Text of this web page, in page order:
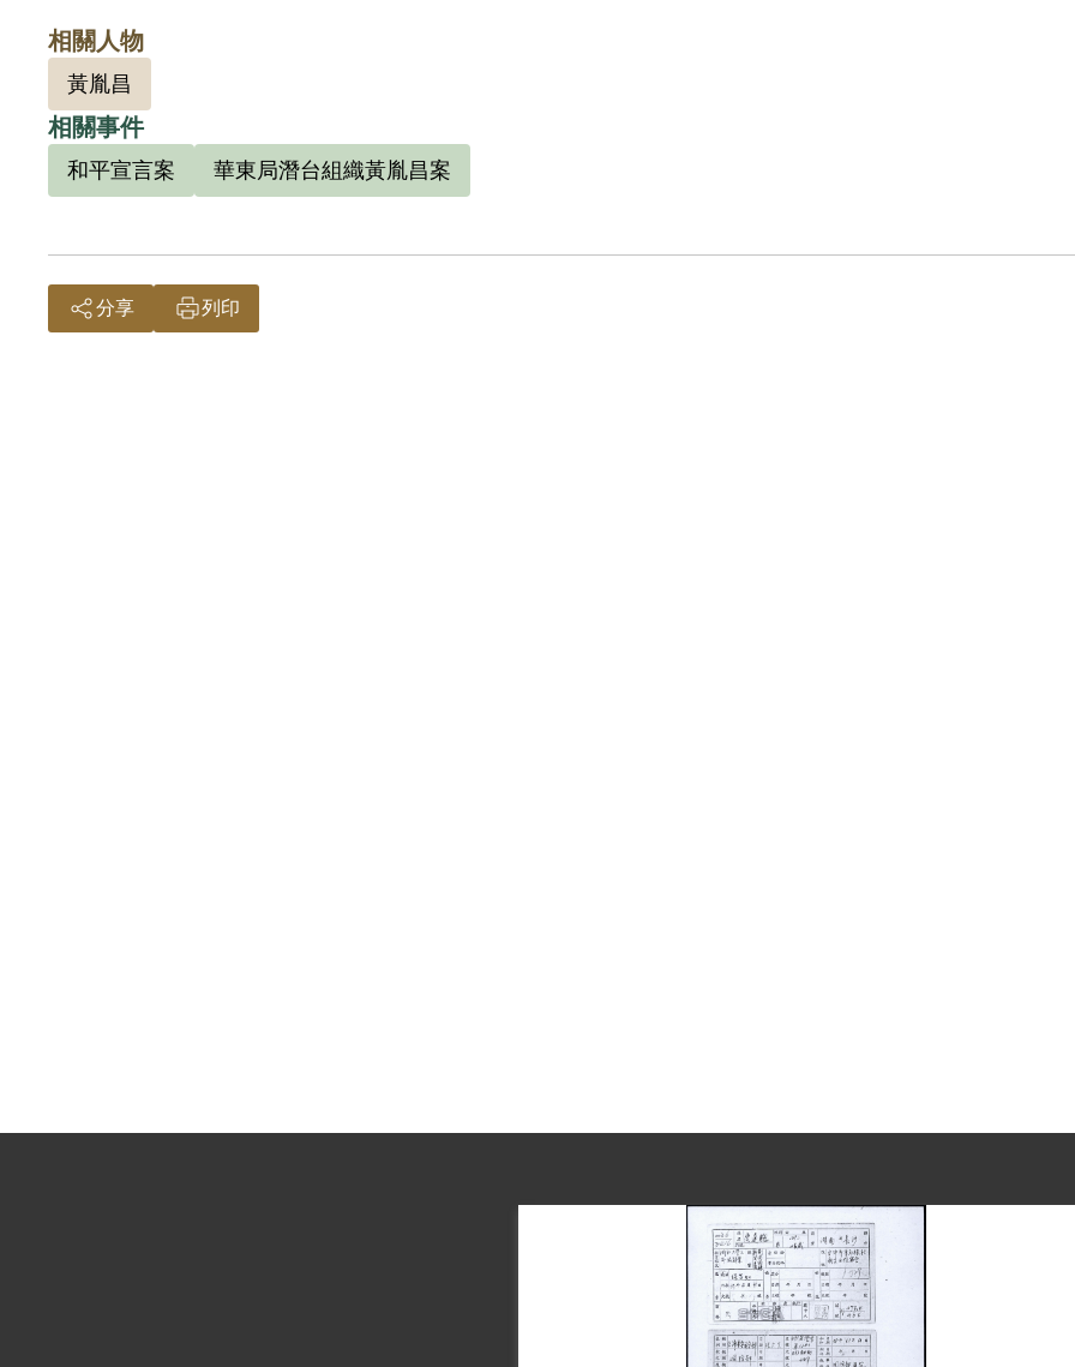
織」，各判處有期徒刑10年，褫奪公權5年。1950 年6月28日，唐達聰入監，被移送綠島新生訓導處
唐達聰在1960年進入聯合報集團任職，歷任《聯合報》編輯、編輯主任、《經濟日報》副社長、《聯
始人之一，並和駱學良（馬各）合編《現代知識》雜誌，曾與林海音、馬各、劉國瑞等人共同創辦
創辦之青少年刊物《王子》雜誌經營困難，和劉國瑞、丁文治共同參與增資。1976年聯合報集團開
治單位數度作梗、扣發出境文件，只得先接掌世界日報歐洲分社，歷經7年始得前往美國。此後歷任
相關人物
黃胤昌
相關事件
和平宣言案 華東局潛台組織黃胤昌案
分享 列印